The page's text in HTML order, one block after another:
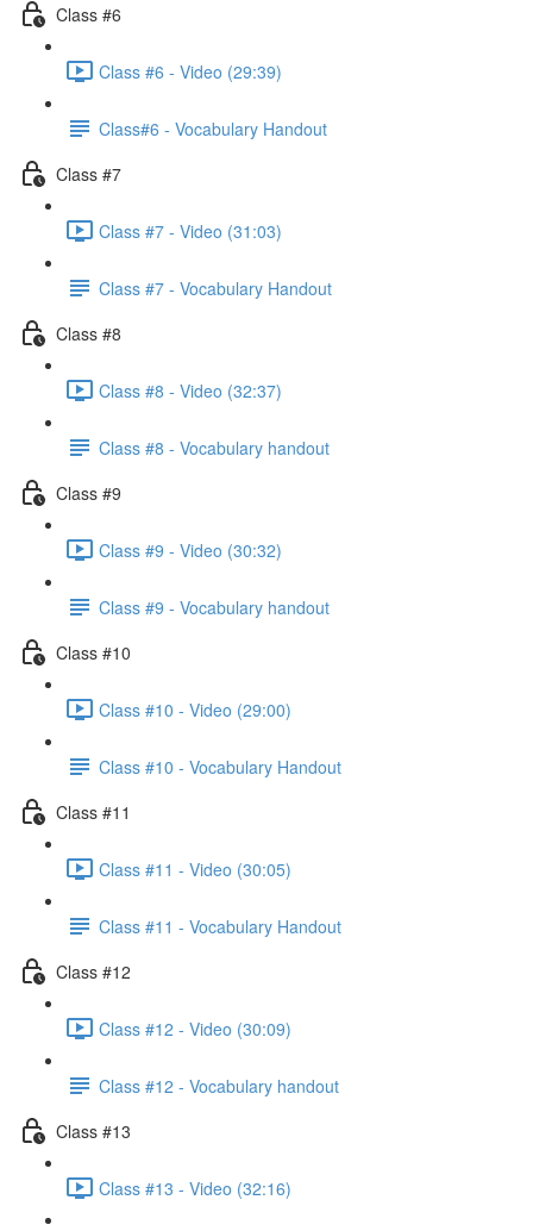
Class #6
Class #6 - Video (29:39)
Class#6 - Vocabulary Handout
Class #7
Class #7 - Video (31:03)
Class #7 - Vocabulary Handout
Class #8
Class #8 - Video (32:37)
Class #8 - Vocabulary handout
Class #9
Class #9 - Video (30:32)
Class #9 - Vocabulary handout
Class #10
Class #10 - Video (29:00)
Class #10 - Vocabulary Handout
Class #11
Class #11 - Video (30:05)
Class #11 - Vocabulary Handout
Class #12
Class #12 - Video (30:09)
Class #12 - Vocabulary handout
Class #13
Class #13 - Video (32:16)